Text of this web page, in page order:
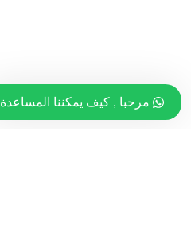
مرحبا , كيف يمكننا المساعدة